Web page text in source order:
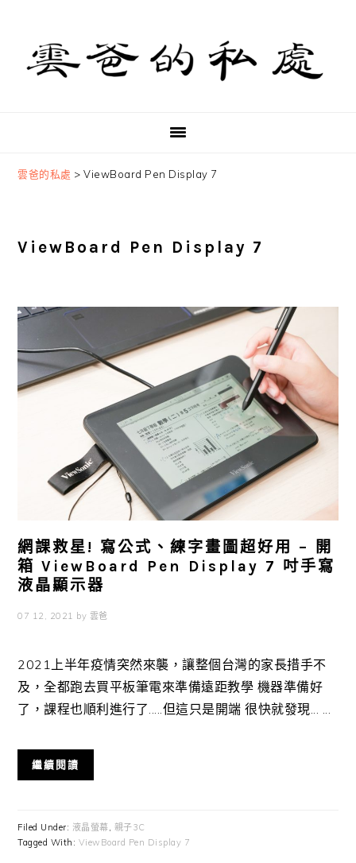
primary
navigation
content
primary
sidebar
雲爸的私處 >ViewBoard Pen Display 7
ViewBoard Pen Display 7
網課救星! 寫公式、練字畫圖超好用 – 開
箱 ViewBoard Pen Display 7 吋手寫
液晶顯示器
07 12, 2021 by 雲爸
2021上半年疫情突然來襲，讓整個台灣的家長措手不
及，全都跑去買平板筆電來準備遠距教學 機器準備好
了，課程也順利進行了.....但這只是開端 很快就發現... ...
繼續閱讀
Filed Under: 液晶螢幕 親子3C
Tagged With: ViewBoard Pen Display 7